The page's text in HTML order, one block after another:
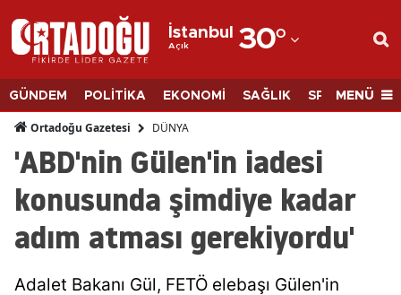
İstanbul
Açık 30°
Adana
Adıyaman
Afyonkarahisar
Ağrı
Amasya
Ankara
Antalya
GÜNDEM POLİTİKA EKONOMİ SAĞLIK SPORMENÜ
Ortadoğu Gazetesi DÜNYA
'ABD'nin Gülen'in iadesi
konusunda şimdiye kadar
adım atması gerekiyordu'
Adalet Bakanı Gül, FETÖ elebaşı Gülen'in